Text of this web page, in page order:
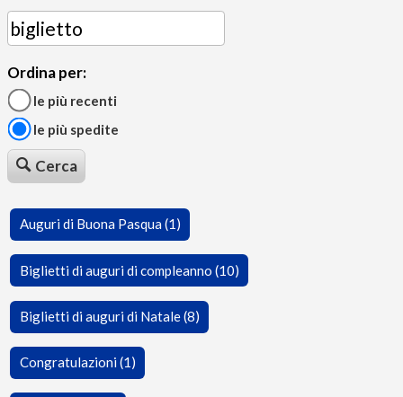
Ordina per:
le più recenti
le più spedite
Cerca
Auguri di Buona Pasqua (1)
Biglietti di auguri di compleanno (10)
Biglietti di auguri di Natale (8)
Congratulazioni (1)